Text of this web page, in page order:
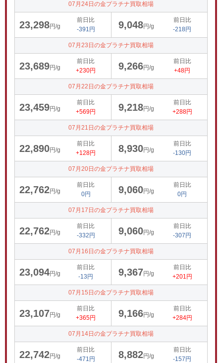
07月24日の金プラチナ買取相場
23,298円/g
前日比
-391円
9,048円/g
前日比
-218円
07月23日の金プラチナ買取相場
23,689円/g
前日比
+230円
9,266円/g
前日比
+48円
07月22日の金プラチナ買取相場
23,459円/g
前日比
+569円
9,218円/g
前日比
+288円
07月21日の金プラチナ買取相場
22,890円/g
前日比
+128円
8,930円/g
前日比
-130円
07月20日の金プラチナ買取相場
22,762円/g
前日比
0円
9,060円/g
前日比
0円
07月17日の金プラチナ買取相場
22,762円/g
前日比
-332円
9,060円/g
前日比
-307円
07月16日の金プラチナ買取相場
23,094円/g
前日比
-13円
9,367円/g
前日比
+201円
07月15日の金プラチナ買取相場
23,107円/g
前日比
+365円
9,166円/g
前日比
+284円
07月14日の金プラチナ買取相場
22,742円/g
前日比
-471円
8,882円/g
前日比
-157円